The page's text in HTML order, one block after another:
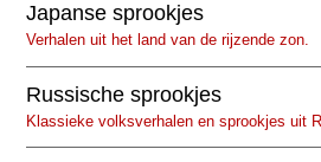
Japanse sprookjes
Verhalen uit het land van de rijzende zon.
Russische sprookjes
Klassieke volksverhalen en sprookjes uit